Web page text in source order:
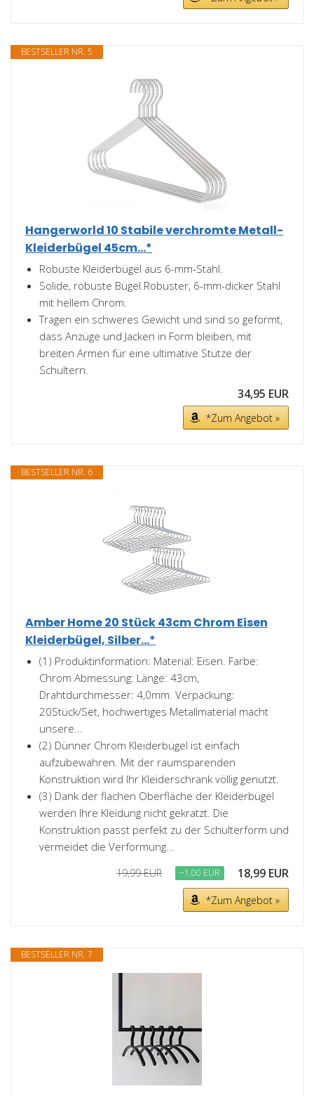
BESTSELLER NR. 5
Hangerworld 10 Stabile verchromte Metall-
Kleiderbügel 45cm...*
Robuste Kleiderbügel aus 6-mm-Stahl.
Solide, robuste Bügel.Robuster, 6-mm-dicker Stahl
mit hellem Chrom.
Tragen ein schweres Gewicht und sind so geformt,
dass Anzüge und Jacken in Form bleiben, mit
breiten Armen für eine ultimative Stütze der
Schultern.
34,95 EUR
*Zum Angebot »
BESTSELLER NR. 6
Amber Home 20 Stück 43cm Chrom Eisen
Kleiderbügel, Silber...*
(1) Produktinformation: Material: Eisen. Farbe:
Chrom Abmessung: Länge: 43cm,
Drahtdurchmesser: 4,0mm. Verpackung:
20Stück/Set, hochwertiges Metallmaterial macht
unsere...
(2) Dünner Chrom Kleiderbügel ist einfach
aufzubewahren. Mit der raumsparenden
Konstruktion wird Ihr Kleiderschrank völlig genutzt.
(3) Dank der flachen Oberfläche der Kleiderbügel
werden Ihre Kleidung nicht gekratzt. Die
Konstruktion passt perfekt zu der Schulterform und
vermeidet die Verformung...
19,99 EUR −1,00 EUR 18,99 EUR
*Zum Angebot »
BESTSELLER NR. 7